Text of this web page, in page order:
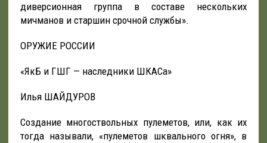
диверсионная группа в составе нескольких
мичманов и старшин срочной службы».
ОРУЖИЕ РОССИИ
«ЯкБ и ГШГ — наследники ШКАСа»
Илья ШАЙДУРОВ
Создание многоствольных пулеметов, или, как их
тогда называли, «пулеметов шквального огня», в